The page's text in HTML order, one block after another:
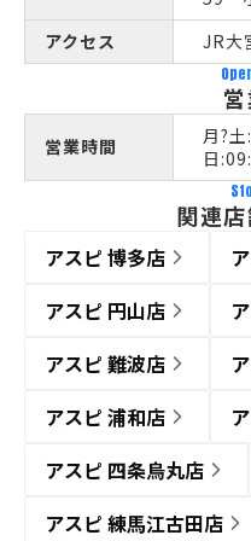
アクセス
JR大
営業時間
月?
日
関連
アスピ 博多店
アスピ 円山店
アスピ 難波店
アスピ 浦和店
アスピ 四条烏丸店
アスピ 練馬江古田店